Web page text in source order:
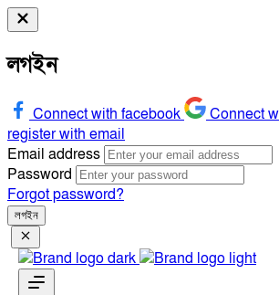
লগইন
Connect with facebook Connect
register with email
Email address
Password
Forgot password?
লগইন